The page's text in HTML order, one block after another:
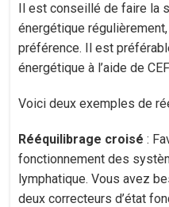
Il est conseillé de faire la
énergétique
préférence. Il est
énergétique à l’aide de
Voici deux exemples de
Rééquilibrage croisé :
fonctionnement des
lymphatique. Vous avez
deux correcteurs d’état